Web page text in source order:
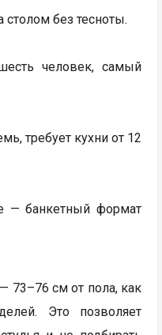
без тесноты.
человек, самый
требует кухни от 12
— банкетный формат
73–76 см от пола, как
Это позволяет